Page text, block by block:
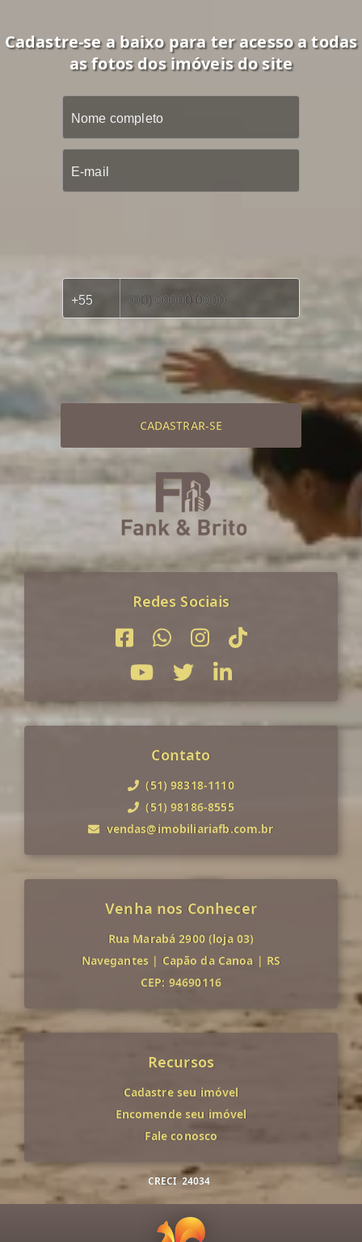
Cadastre-se a baixo para ter acesso a todas
as fotos dos imóveis do site
CADASTRAR-SE
Redes Sociais
Contato
(51) 98318-1110
(51) 98186-8555
vendas@imobiliariafb.com.br
Venha nos Conhecer
Rua Marabá 2900 (loja 03)
Navegantes | Capão da Canoa | RS
CEP: 94690116
Recursos
Cadastre seu imóvel
Encomende seu imóvel
Fale conosco
CRECI 24034